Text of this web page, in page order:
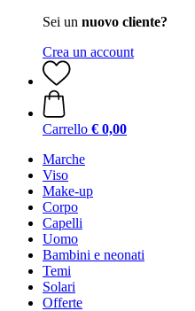
Sei un nuovo cliente?
Crea un account
Carrello € 0,00
Marche
Viso
Make-up
Corpo
Capelli
Uomo
Bambini e neonati
Temi
Solari
Offerte